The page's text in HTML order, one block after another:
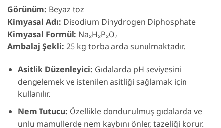
Görünüm: Beyaz toz
Kimyasal Adı: Disodium Dihydrogen Diphosphate
Kimyasal Formül: Na₂H₂P₂O₇
Ambalaj Şekli: 25 kg torbalarda sunulmaktadır.
Asitlik Düzenleyici: Gıdalarda pH seviyesini
dengelemek ve istenilen asitliği sağlamak için
kullanılır.
Nem Tutucu: Özellikle dondurulmuş gıdalarda ve
unlu mamullerde nem kaybını önler, tazeliği korur.